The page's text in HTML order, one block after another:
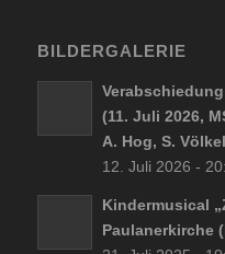
BILDERGALERIE
(11. Juli 2026,
A. Hog, S.
12. Juli 2026 -
Kindermusical
Paulanerkirche